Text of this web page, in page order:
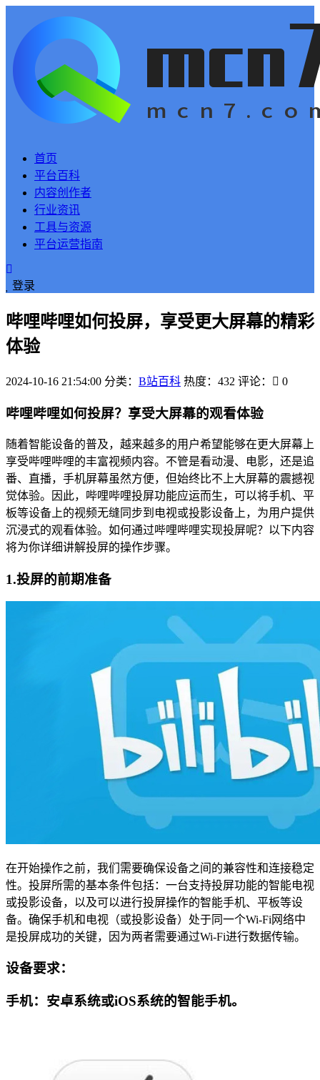
首页
平台百科
内容创作者
行业资讯
工具与资源
平台运营指南
登录
哔哩哔哩如何投屏，享受更大屏幕的精彩
体验
2024-10-16 21:54:00 分类： B站百科 热度：432 评论： 0
哔哩哔哩如何投屏？享受大屏幕的观看体验
随着智能设备的普及，越来越多的用户希望能够在更大屏幕上
享受哔哩哔哩的丰富视频内容。不管是看动漫、电影，还是追
番、直播，手机屏幕虽然方便，但始终比不上大屏幕的震撼视
觉体验。因此，哔哩哔哩投屏功能应运而生，可以将手机、平
板等设备上的视频无缝同步到电视或投影设备上，为用户提供
沉浸式的观看体验。如何通过哔哩哔哩实现投屏呢？以下内容
将为你详细讲解投屏的操作步骤。
1.投屏的前期准备
在开始操作之前，我们需要确保设备之间的兼容性和连接稳定
性。投屏所需的基本条件包括：一台支持投屏功能的智能电视
或投影设备，以及可以进行投屏操作的智能手机、平板等设
备。确保手机和电视（或投影设备）处于同一个Wi-Fi网络中
是投屏成功的关键，因为两者需要通过Wi-Fi进行数据传输。
设备要求：
手机：安卓系统或iOS系统的智能手机。